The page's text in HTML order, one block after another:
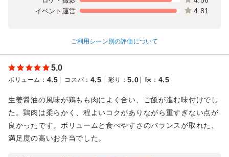
イベント運営 4.81
ご利用シーン別の評価について
5.0
ボリューム ： 4.5 コスパ ： 4.5 彩り ：5.0 味 ： 4.5
生姜醤油の風味が鶏もも肉によく合い、ご飯が進む味付けでし
た。鶏肉は柔らかく、程よいコクがありながら重すぎない点が
良かったです。ボリュームと食べやすさのバランスが取れた、
満足度の高いお弁当でした。